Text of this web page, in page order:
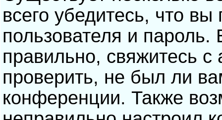
всего убедитесь, что
пользователя и
правильно, свяжитесь
проверить, не был ли
конференции. Также